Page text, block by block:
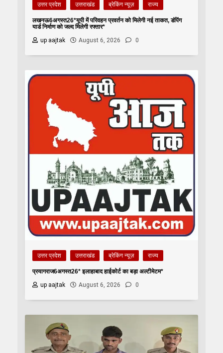
उत्तर प्रदेश उत्तराखंड ब्रेकिंग न्यूज़ राज्य
लखनऊ6अगस्त26*यूपी में परिवहन प्रवर्तन को मिलेगी नई ताकत, डंपिंग
यार्ड निर्माण को जल्द मिलेगी रफ्तार*
up aajtak
August 6, 2026 0
उत्तर प्रदेश उत्तराखंड ब्रेकिंग न्यूज़ राज्य
प्रयागराज6अगस्त26* इलाहाबाद हाईकोर्ट का बड़ा अल्टीमेटम*
up aajtak
August 6, 2026 0